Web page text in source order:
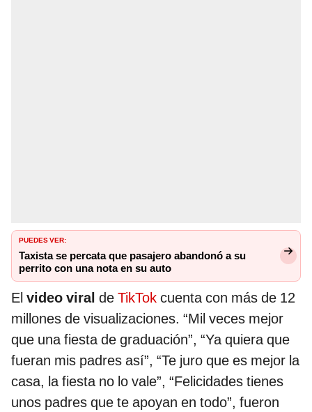
PUEDES VER:
Taxista se percata que pasajero abandonó a su
perrito con una nota en su auto
El video viral de TikTok cuenta con más de 12
millones de visualizaciones. “Mil veces mejor
que una fiesta de graduación”, “Ya quiera que
fueran mis padres así”, “Te juro que es mejor la
casa, la fiesta no lo vale”, “Felicidades tienes
unos padres que te apoyan en todo”, fueron